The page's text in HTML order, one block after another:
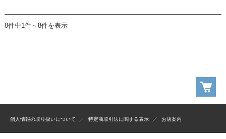
8件中1件～8件を表示
個人情報の取り扱いについて 特定商取引法に関する表示 お店案内